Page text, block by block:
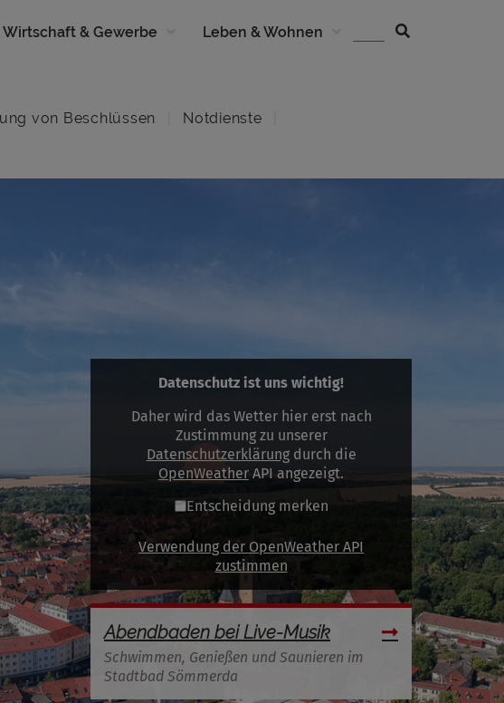
Wirtschaft & Gewerbe Leben & Wohnen
von Beschlüssen
Notdienste
Datenschutz ist uns wichtig!
Daher wird das Wetter hier erst nach
Zustimmung zu unserer
Datenschutzerklärungdurch die
OpenWeather API angezeigt.
Entscheidung merken
Verwendung der OpenWeather API
zustimmen
Abendbaden bei Live-Musik
Schwimmen, Genießen und Saunieren im
Stadtbad Sömmerda